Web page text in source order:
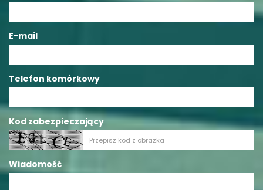
E-mail
Telefon komórkowy
Kod zabezpieczający
Wiadomość